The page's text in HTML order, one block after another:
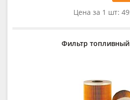
Цена за 1 шт:
Фильтр топливный